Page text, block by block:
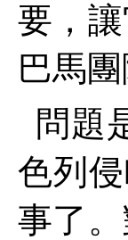
要，
巴馬
問題
色列
事了